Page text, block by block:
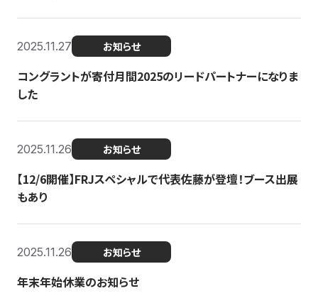
2025.11.27 お知らせ
コングラントが寄付月間2025のリードパートナーになりま
した
2025.11.26 お知らせ
【12/6開催】FRJスペシャルで代表佐藤が登壇！ブース出展
もあり
2025.11.26 お知らせ
年末年始休業のお知らせ